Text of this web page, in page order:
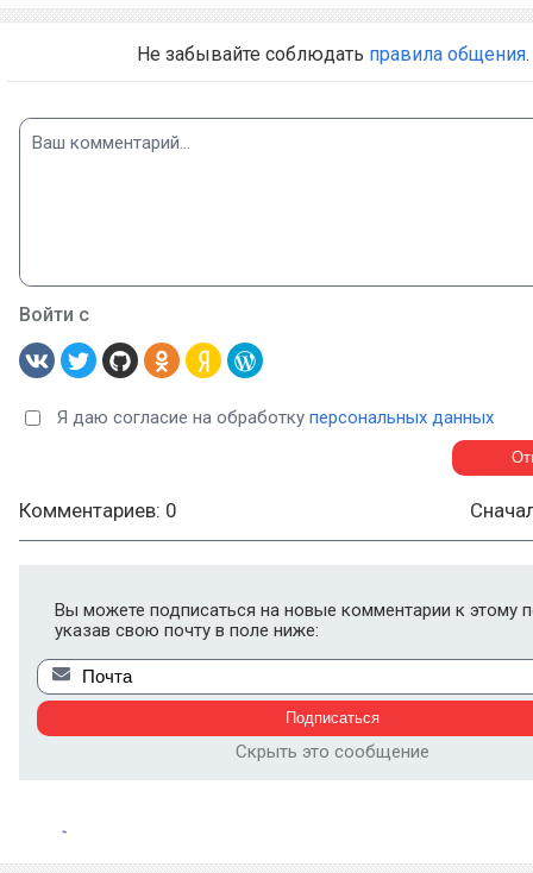
Не забывайте соблюдать правила общения.
Войти с
Я даю согласие на обработку персональных данных
Комментариев: 0
Вы можете подписаться на новые комментарии к этому
указав свою почту в поле ниже:
Скрыть это сообщение